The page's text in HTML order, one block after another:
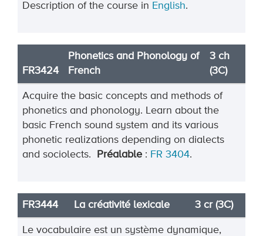
Description of the course in English.
FR3424
Phonetics and Phonology of
French
3 ch
(3C)
Acquire the basic concepts and methods of
phonetics and phonology. Learn about the
basic French sound system and its various
phonetic realizations depending on dialects
and sociolects.
Préalable : FR 3404.
FR3444 La créativité lexicale 3 cr (3C)
Le vocabulaire est un système dynamique,